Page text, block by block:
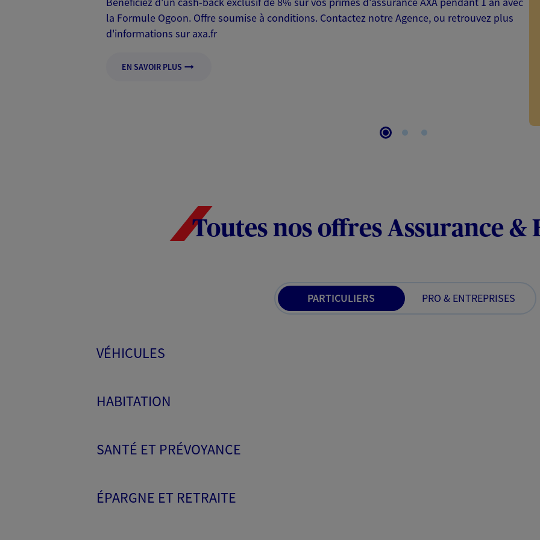
la Formule Ogoon. Offre soumise à conditions. Contactez notre Agence, ou retrouvez plus
d'informations sur axa.fr
EN SAVOIR PLUS
Toutes nos offres Assurance &
PARTICULIERS PRO & ENTREPRISES
VÉHICULES
HABITATION
SANTÉ ET PRÉVOYANCE
ÉPARGNE ET RETRAITE